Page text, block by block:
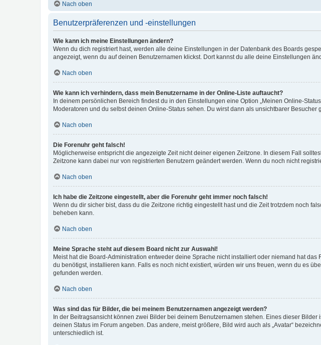
Nach oben
Benutzerpräferenzen und -einstellungen
Wie kann ich meine Einstellungen ändern?
Wenn du dich registriert hast, werden alle deine Einstellungen in der Datenbank des Boards
angezeigt, wenn du auf deinen Benutzernamen klickst. Dort kannst du alle deine Einstellungen
Nach oben
Wie kann ich verhindern, dass mein Benutzername in der Online-Liste auftaucht?
In deinem persönlichen Bereich findest du in den Einstellungen eine Option „Meinen Online-
Moderatoren und du selbst deinen Online-Status sehen. Du wirst dann als unsichtbarer Besucher
Nach oben
Die Forenuhr geht falsch!
Möglicherweise entspricht die angezeigte Zeit nicht deiner eigenen Zeitzone. In diesem Fall
Zeitzone kann dabei nur von registrierten Benutzern geändert werden. Wenn du noch nicht
Nach oben
Ich habe die Zeitzone eingestellt, aber die Forenuhr geht immer noch falsch!
Wenn du dir sicher bist, dass du die Zeitzone richtig eingestellt hast und die Zeit trotzdem noch
beheben kann.
Nach oben
Meine Sprache steht auf diesem Board nicht zur Auswahl!
Meist hat die Board-Administration entweder deine Sprache nicht installiert oder niemand hat
du benötigst, installieren kann. Falls es noch nicht existiert, würden wir uns freuen, wenn du es
gefunden werden.
Nach oben
Was sind das für Bilder, die bei meinem Benutzernamen angezeigt werden?
In der Beitragsansicht können zwei Bilder bei deinem Benutzernamen stehen. Eines dieser
deinen Status im Forum angeben. Das andere, meist größere, Bild wird auch als „Avatar“
unterschiedlich ist.